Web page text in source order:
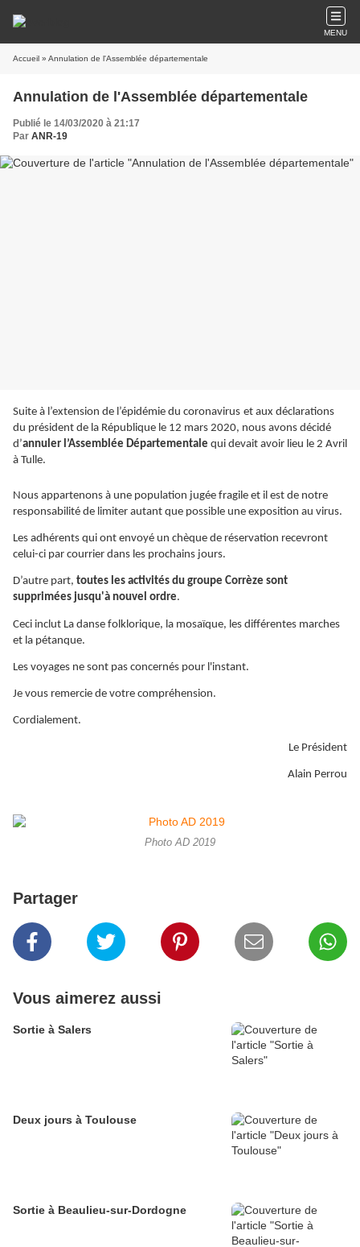
MENU
Accueil » Annulation de l'Assemblée départementale
Annulation de l'Assemblée départementale
Publié le 14/03/2020 à 21:17
Par ANR-19
Suite à l’extension de l’épidémie du coronavirus et aux déclarations
du président de la République le 12 mars 2020, nous avons décidé
d’annuler l’Assemblée Départementale qui devait avoir lieu le 2 Avril
à Tulle.
Nous appartenons à une population jugée fragile et il est de notre
responsabilité de limiter autant que possible une exposition au virus.
Les adhérents qui ont envoyé un chèque de réservation recevront
celui-ci par courrier dans les prochains jours.
D’autre part, toutes les activités du groupe Corrèze sont
supprimées jusqu'à nouvel ordre.
Ceci inclut La danse folklorique, la mosaïque, les différentes marches
et la pétanque.
Les voyages ne sont pas concernés pour l'instant.
Je vous remercie de votre compréhension.
Cordialement.
Le Président
Alain Perrou
Photo AD 2019
Partager
Vous aimerez aussi
Sortie à Salers
Deux jours à Toulouse
Sortie à Beaulieu-sur-Dordogne